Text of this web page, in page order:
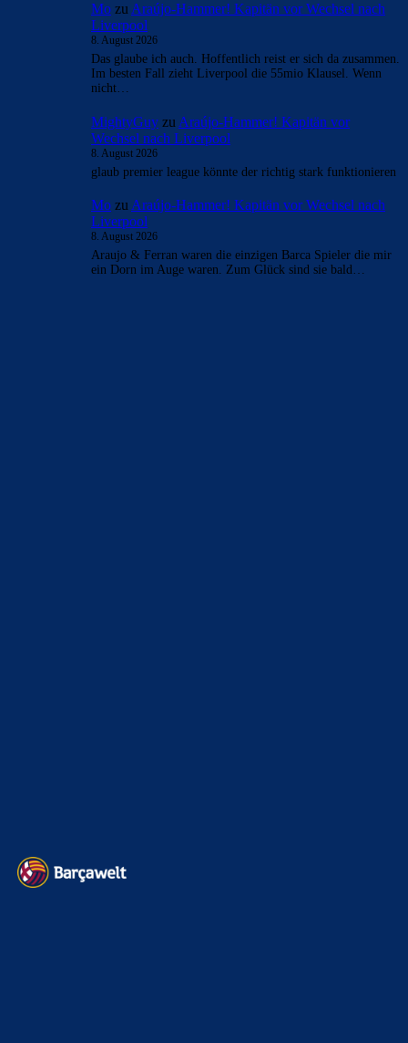
Mo zu Araújo-Hammer! Kapitän vor Wechsel nach
Liverpool
8. August 2026
Das glaube ich auch. Hoffentlich reist er sich da zusammen.
Im besten Fall zieht Liverpool die 55mio Klausel. Wenn
nicht…
MightyGuy zu Araújo-Hammer! Kapitän vor
Wechsel nach Liverpool
8. August 2026
glaub premier league könnte der richtig stark funktionieren
Mo zu Araújo-Hammer! Kapitän vor Wechsel nach
Liverpool
8. August 2026
Araujo & Ferran waren die einzigen Barca Spieler die mir
ein Dorn im Auge waren. Zum Glück sind sie bald…